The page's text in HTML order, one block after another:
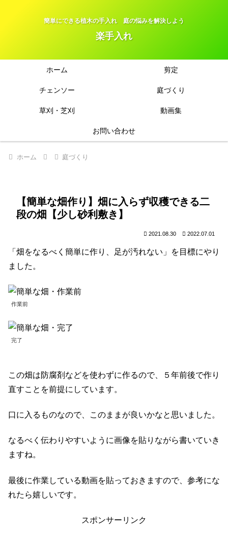
簡単にできる植木の手入れ 庭の悩みを解決しよう
楽手入れ
ホーム 剪定
チェンソー 庭づくり
草刈・芝刈 動画集
お問い合わせ
ホーム 庭づくり
【簡単な畑作り】畑に入らず収穫できる二
段の畑【少し砂利敷き】
2021.08.30 2022.07.01
「畑をなるべく簡単に作り、足が汚れない」を目標にやり
ました。
作業前
完了
この畑は防腐剤などを使わずに作るので、５年前後で作り
直すことを前提にしています。
口に入るものなので、このままが良いかなと思いました。
なるべく伝わりやすいように画像を貼りながら書いていき
ますね。
最後に作業している動画を貼っておきますので、参考にな
れたら嬉しいです。
スポンサーリンク